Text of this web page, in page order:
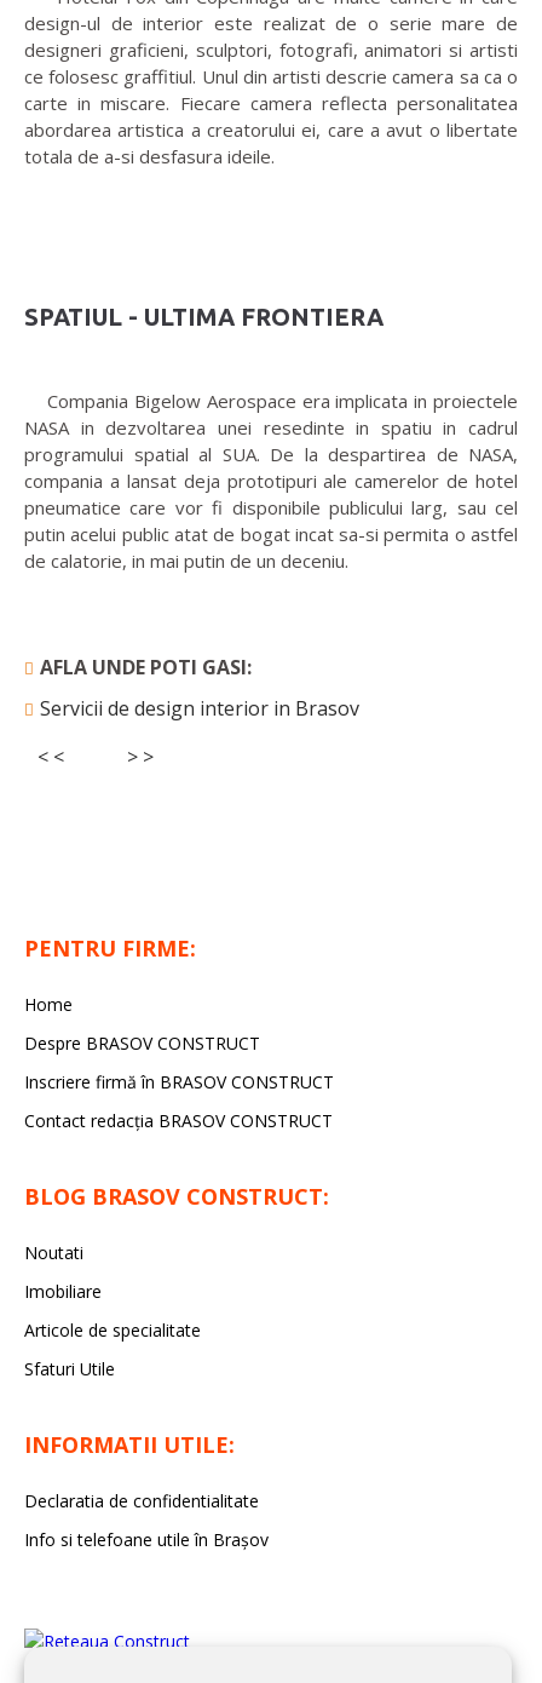
design-ul de interior este realizat de o serie mare de
designeri graficieni, sculptori, fotografi, animatori si artisti
ce folosesc graffitiul. Unul din artisti descrie camera sa ca o
carte in miscare. Fiecare camera reflecta personalitatea
abordarea artistica a creatorului ei, care a avut o libertate
totala de a-si desfasura ideile.
SPATIUL - ULTIMA FRONTIERA
Compania Bigelow Aerospace era implicata in proiectele
NASA in dezvoltarea unei resedinte in spatiu in cadrul
programului spatial al SUA. De la despartirea de NASA,
compania a lansat deja prototipuri ale camerelor de hotel
pneumatice care vor fi disponibile publicului larg, sau cel
putin acelui public atat de bogat incat sa-si permita o astfel
de calatorie, in mai putin de un deceniu.
AFLA UNDE POTI GASI:
Servicii de design interior in Brasov
< <
> >
PENTRU FIRME:
Home
Despre BRASOV CONSTRUCT
Inscriere firmă în BRASOV CONSTRUCT
Contact redacţia BRASOV CONSTRUCT
BLOG BRASOV CONSTRUCT:
Noutati
Imobiliare
Articole de specialitate
Sfaturi Utile
INFORMATII UTILE:
Declaratia de confidentialitate
Info si telefoane utile în Braşov